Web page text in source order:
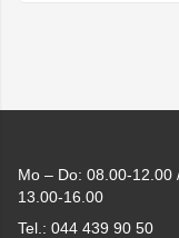
Mo – Do: 08.00-
13.00-16.00
Tel.: 044 439 90 50